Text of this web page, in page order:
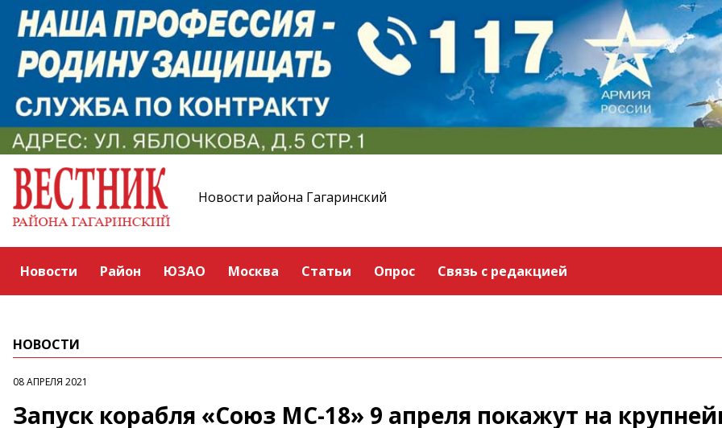
Новости района Гагаринский
Новости Район ЮЗАО Москва Статьи Опрос Связь с редакцией
НОВОСТИ
08 АПРЕЛЯ 2021
Запуск корабля «Союз МС-18» 9 апреля покажут на